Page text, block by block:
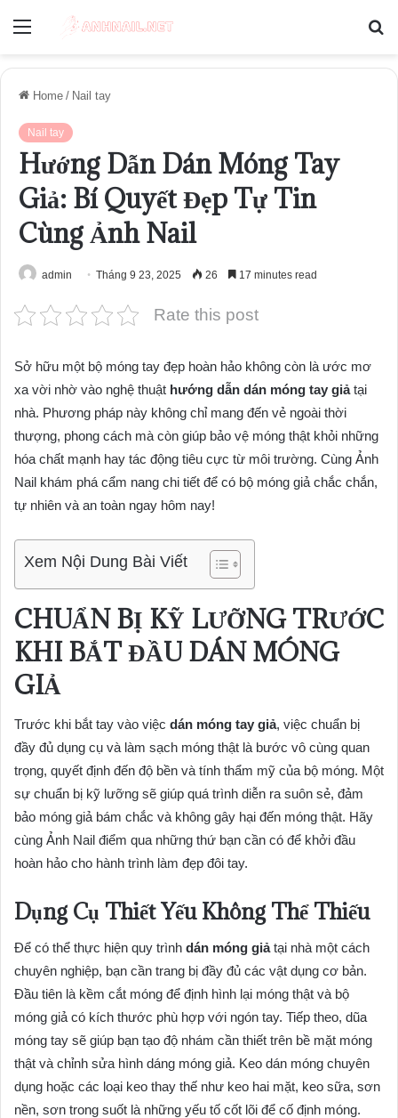
Menu
Home / Nail tay
Nail tay
Hướng Dẫn Dán Móng Tay
Giả: Bí Quyết Đẹp Tự Tin
Cùng Ảnh Nail
admin Tháng 9 23, 2025 26 17 minutes read
Rate this post
Sở hữu một bộ móng tay đẹp hoàn hảo không còn là ước mơ
xa vời nhờ vào nghệ thuật hướng dẫn dán móng tay giảtại
nhà. Phương pháp này không chỉ mang đến vẻ ngoài thời
thượng, phong cách mà còn giúp bảo vệ móng thật khỏi những
hóa chất mạnh hay tác động tiêu cực từ môi trường. Cùng Ảnh
Nail khám phá cẩm nang chi tiết để có bộ móng giả chắc chắn,
tự nhiên và an toàn ngay hôm nay!
Xem Nội Dung Bài Viết
CHUẨN BỊ KỸ LƯỠNG TRƯỚC
KHI BẮT ĐẦU DÁN MÓNG
GIẢ
Trước khi bắt tay vào việc dán móng tay giả, việc chuẩn bị
đầy đủ dụng cụ và làm sạch móng thật là bước vô cùng quan
trọng, quyết định đến độ bền và tính thẩm mỹ của bộ móng. Một
sự chuẩn bị kỹ lưỡng sẽ giúp quá trình diễn ra suôn sẻ, đảm
bảo móng giả bám chắc và không gây hại đến móng thật. Hãy
cùng Ảnh Nail điểm qua những thứ bạn cần có để khởi đầu
hoàn hảo cho hành trình làm đẹp đôi tay.
Dụng Cụ Thiết Yếu Không Thể Thiếu
Để có thể thực hiện quy trình dán móng giảtại nhà một cách
chuyên nghiệp, bạn cần trang bị đầy đủ các vật dụng cơ bản.
Đầu tiên là kềm cắt móng để định hình lại móng thật và bộ
móng giả có kích thước phù hợp với ngón tay. Tiếp theo, dũa
móng tay sẽ giúp bạn tạo độ nhám cần thiết trên bề mặt móng
thật và chỉnh sửa hình dáng móng giả. Keo dán móng chuyên
dụng hoặc các loại keo thay thế như keo hai mặt, keo sữa, sơn
nền, sơn trong suốt là những yếu tố cốt lõi để cố định móng.